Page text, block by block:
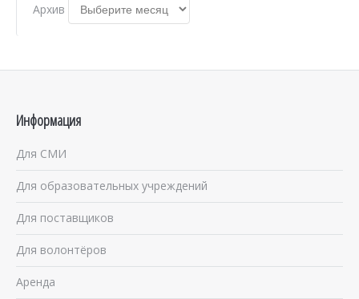
Архив
Информация
Для СМИ
Для образовательных учреждений
Для поставщиков
Для волонтёров
Аренда